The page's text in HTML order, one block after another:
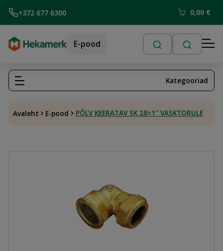
+372 677 6300 0,00 €
E-pood
Avaleht E-pood PÕLV KEERATAV SK 28×1″ VASKTORULE
Kategooriad